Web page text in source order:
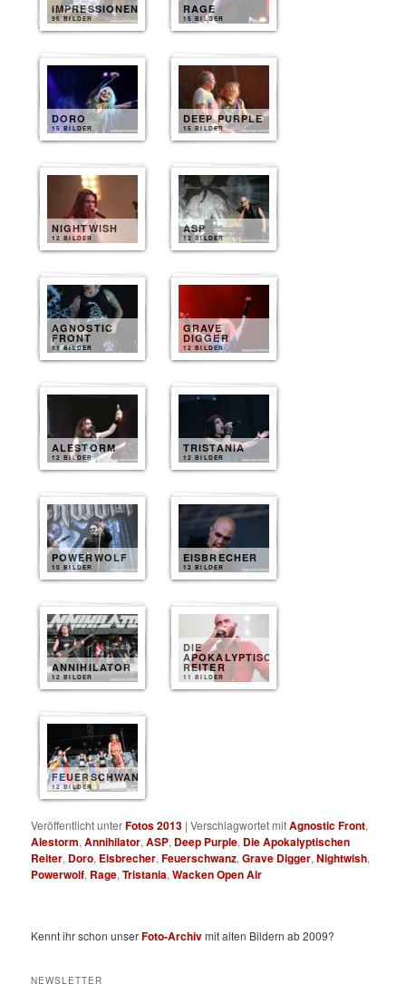
IMPRESSIONEN
96 BILDER
RAGE
15 BILDER
DORO
15 BILDER
DEEP PURPLE
15 BILDER
NIGHTWISH
12 BILDER
ASP
12 BILDER
AGNOSTIC
FRONT
11 BILDER
GRAVE
DIGGER
12 BILDER
ALESTORM
12 BILDER
TRISTANIA
12 BILDER
POWERWOLF
10 BILDER
EISBRECHER
12 BILDER
ANNIHILATOR
12 BILDER
DIE
APOKALYPTISCHEN
REITER
11 BILDER
FEUERSCHWANZ
12 BILDER
Veröffentlicht unterFotos 2013 |Verschlagwortet mitAgnostic Front,
Alestorm,Annihilator,ASP, Deep Purple, Die Apokalyptischen
Reiter, Doro, Eisbrecher,Feuerschwanz,Grave Digger,Nightwish,
Powerwolf, Rage,Tristania,Wacken Open Air
Kennt ihr schon unserFoto-Archivmit alten Bildern ab 2009?
NEWSLETTER